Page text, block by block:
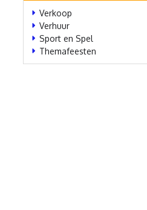
Verkoop
Verhuur
Sport en Spel
Themafeesten